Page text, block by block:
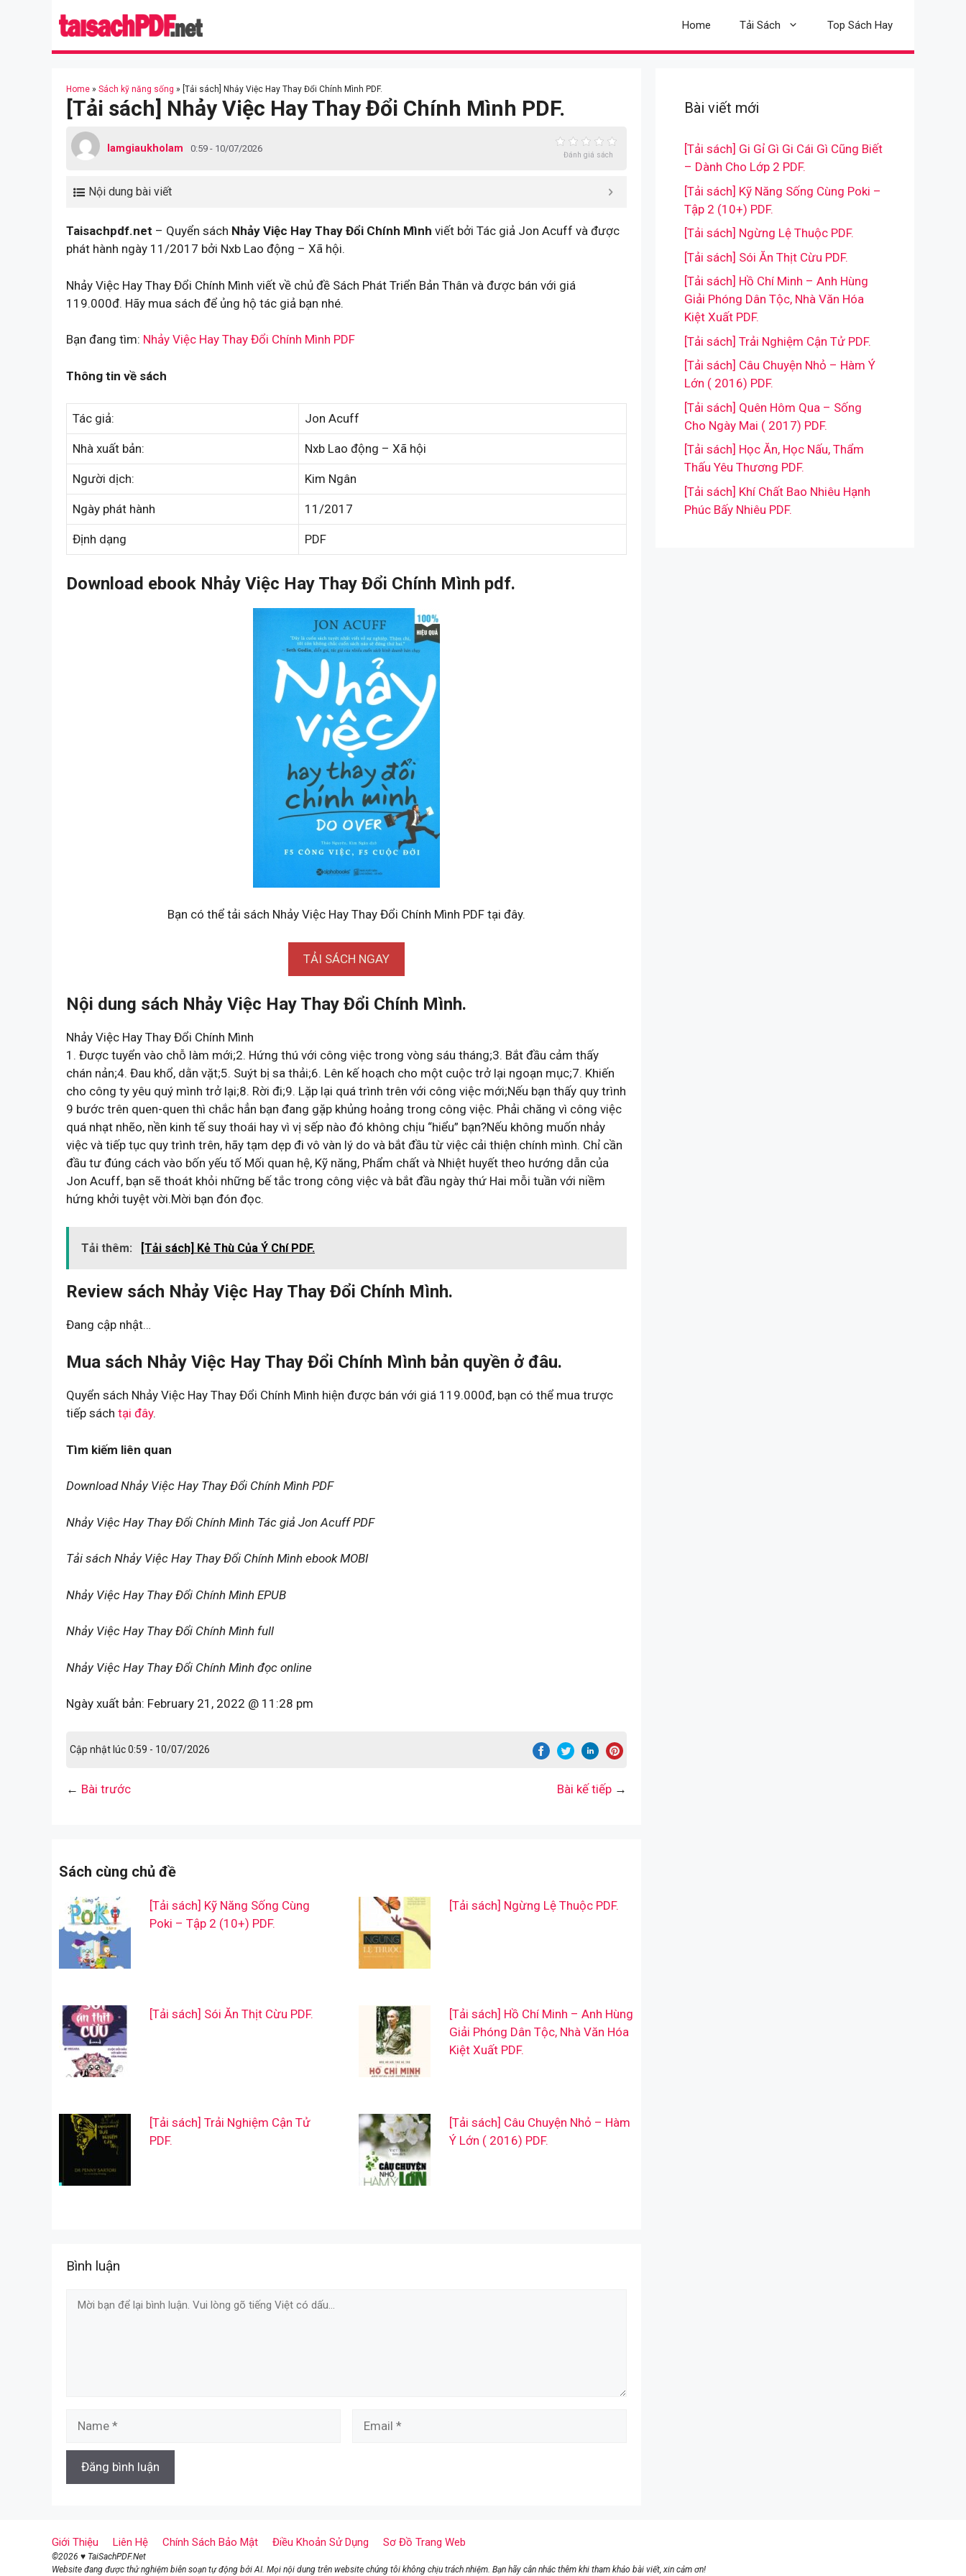
Home Tải Sách Top Sách Hay
Home » Sách kỹ năng sống » [Tải sách] Nhảy Việc Hay Thay Đổi Chính Mình PDF.
[Tải sách] Nhảy Việc Hay Thay Đổi Chính Mình PDF.
lamgiaukholam 0:59 - 10/07/2026
Đánh giá sách
Nội dung bài viết
Taisachpdf.net – Quyển sách Nhảy Việc Hay Thay Đổi Chính Mình viết bởi Tác giả Jon Acuff và được
phát hành ngày 11/2017 bởi Nxb Lao động – Xã hội.
Nhảy Việc Hay Thay Đổi Chính Mình viết về chủ đề Sách Phát Triển Bản Thân và được bán với giá
119.000đ. Hãy mua sách để ủng hộ tác giả bạn nhé.
Bạn đang tìm: Nhảy Việc Hay Thay Đổi Chính Mình PDF
Thông tin về sách
Tác giả: Jon Acuff
Nhà xuất bản: Nxb Lao động – Xã hội
Người dịch: Kim Ngân
Ngày phát hành 11/2017
Định dạng PDF
Download ebook Nhảy Việc Hay Thay Đổi Chính Mình pdf.
Bạn có thể tải sách Nhảy Việc Hay Thay Đổi Chính Mình PDF tại đây.
TẢI SÁCH NGAY
Nội dung sách Nhảy Việc Hay Thay Đổi Chính Mình.
Nhảy Việc Hay Thay Đổi Chính Mình
1. Được tuyển vào chỗ làm mới;2. Hứng thú với công việc trong vòng sáu tháng;3. Bắt đầu cảm thấy
chán nản;4. Đau khổ, dằn vặt;5. Suýt bị sa thải;6. Lên kế hoạch cho một cuộc trở lại ngoạn mục;7. Khiến
cho công ty yêu quý mình trở lại;8. Rời đi;9. Lặp lại quá trình trên với công việc mới;Nếu bạn thấy quy trình
9 bước trên quen-quen thì chắc hẳn bạn đang gặp khủng hoảng trong công việc. Phải chăng vì công việc
quá nhạt nhẽo, nền kinh tế suy thoái hay vì vị sếp nào đó không chịu “hiểu” bạn?Nếu không muốn nhảy
việc và tiếp tục quy trình trên, hãy tạm dẹp đi vô vàn lý do và bắt đầu từ việc cải thiện chính mình. Chỉ cần
đầu tư đúng cách vào bốn yếu tố Mối quan hệ, Kỹ năng, Phẩm chất và Nhiệt huyết theo hướng dẫn của
Jon Acuff, bạn sẽ thoát khỏi những bế tắc trong công việc và bắt đầu ngày thứ Hai mỗi tuần với niềm
hứng khởi tuyệt vời.Mời bạn đón đọc.
Tải thêm: [Tải sách] Kẻ Thù Của Ý Chí PDF.
Review sách Nhảy Việc Hay Thay Đổi Chính Mình.
Đang cập nhật…
Mua sách Nhảy Việc Hay Thay Đổi Chính Mình bản quyền ở đâu.
Quyển sách Nhảy Việc Hay Thay Đổi Chính Mình hiện được bán với giá 119.000đ, bạn có thể mua trược
tiếp sách tại đây.
Tìm kiếm liên quan
Download Nhảy Việc Hay Thay Đổi Chính Mình PDF
Nhảy Việc Hay Thay Đổi Chính Mình Tác giả Jon Acuff PDF
Tải sách Nhảy Việc Hay Thay Đổi Chính Mình ebook MOBI
Nhảy Việc Hay Thay Đổi Chính Mình EPUB
Nhảy Việc Hay Thay Đổi Chính Mình full
Nhảy Việc Hay Thay Đổi Chính Mình đọc online
Ngày xuất bản: February 21, 2022 @ 11:28 pm
Cập nhật lúc 0:59 - 10/07/2026
← Bài trước Bài kế tiếp →
Sách cùng chủ đề
[Tải sách] Kỹ Năng Sống Cùng
Poki – Tập 2 (10+) PDF.
[Tải sách] Ngừng Lệ Thuộc PDF.
[Tải sách] Sói Ăn Thịt Cừu PDF.
[Tải sách] Hồ Chí Minh – Anh Hùng
Giải Phóng Dân Tộc, Nhà Văn Hóa
Kiệt Xuất PDF.
[Tải sách] Trải Nghiệm Cận Tử
PDF.
[Tải sách] Câu Chuyện Nhỏ – Hàm
Ý Lớn ( 2016) PDF.
Bình luận
Comment
Bài viết mới
[Tải sách] Gi Gỉ Gì Gi Cái Gì Cũng Biết
– Dành Cho Lớp 2 PDF.
[Tải sách] Kỹ Năng Sống Cùng Poki –
Tập 2 (10+) PDF.
[Tải sách] Ngừng Lệ Thuộc PDF.
[Tải sách] Sói Ăn Thịt Cừu PDF.
[Tải sách] Hồ Chí Minh – Anh Hùng
Giải Phóng Dân Tộc, Nhà Văn Hóa
Kiệt Xuất PDF.
[Tải sách] Trải Nghiệm Cận Tử PDF.
[Tải sách] Câu Chuyện Nhỏ – Hàm Ý
Lớn ( 2016) PDF.
[Tải sách] Quên Hôm Qua – Sống
Cho Ngày Mai ( 2017) PDF.
[Tải sách] Học Ăn, Học Nấu, Thẩm
Thấu Yêu Thương PDF.
[Tải sách] Khí Chất Bao Nhiêu Hạnh
Phúc Bấy Nhiêu PDF.
Giới Thiệu Liên Hệ Chính Sách Bảo Mật Điều Khoản Sử Dụng Sơ Đồ Trang Web
©2026 ♥ TaiSachPDF.Net
Website đang được thử nghiệm biên soạn tự động bởi AI. Mọi nội dung trên website chúng tôi không chịu trách nhiệm. Bạn hãy cân nhắc thêm khi tham khảo bài viết, xin cảm ơn!